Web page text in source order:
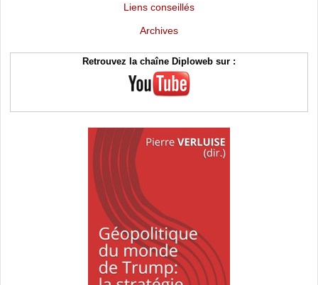
Liens conseillés
Archives
Retrouvez la chaîne Diploweb sur :